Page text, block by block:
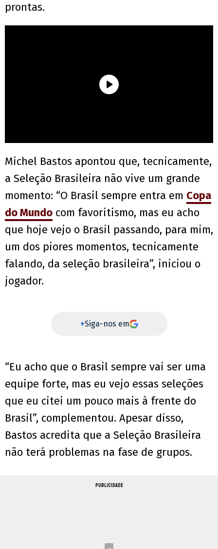
prontas.
Michel Bastos apontou que, tecnicamente,
a Seleção Brasileira não vive um grande
momento: “O Brasil sempre entra em Copa
do Mundo com favoritismo, mas eu acho
que hoje vejo o Brasil passando, para mim,
um dos piores momentos, tecnicamente
falando, da seleção brasileira”, iniciou o
jogador.
+Siga-nos em
“Eu acho que o Brasil sempre vai ser uma
equipe forte, mas eu vejo essas seleções
que eu citei um pouco mais à frente do
Brasil”, complementou. Apesar disso,
Bastos acredita que a Seleção Brasileira
não terá problemas na fase de grupos.
PUBLICIDADE